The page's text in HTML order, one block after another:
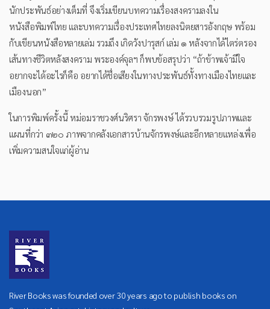
นักประพันธ์อย่างเต็มที่ จึงเริ่มเขียนบทความเรื่องสงครามลงใน
หนังสือพิมพ์ไทย และบทความเรื่องประเทศไทยลงนิตยสารอังกฤษ พร้อม
กับเขียนหนังสือหลายเล่ม รวมถึง เกิดวังปารุสก์ เล่ม ๑ หลังจากได้ไตร่ตรอง
เส้นทางชีวิตหลังสงคราม พระองค์จุลฯ ก็พบข้อสรุปว่า “ถ้าข้าพเจ้ามีใจ
อยากจะได้อะไรก็คือ อยากได้ชื่อเสียงในทางประพันธ์ทั้งทางเมืองไทยและ
เมืองนอก”
ในการพิมพ์ครั้งนี้ หม่อมราชวงศ์นริศรา จักรพงษ์ ได้รวบรวมรูปภาพและ
แผนที่กว่า ๓๒๐ ภาพจากคลังเอกสารบ้านจักรพงษ์และอีกหลายแหล่งเพื่อ
เพิ่มความสนใจแก่ผู้อ่าน
River Books was founded over 30 years ago to publish books on